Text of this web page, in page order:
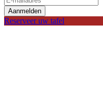
Aanmelden
Reserveer uw tafel